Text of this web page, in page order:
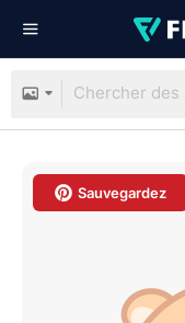
Sauvegardez